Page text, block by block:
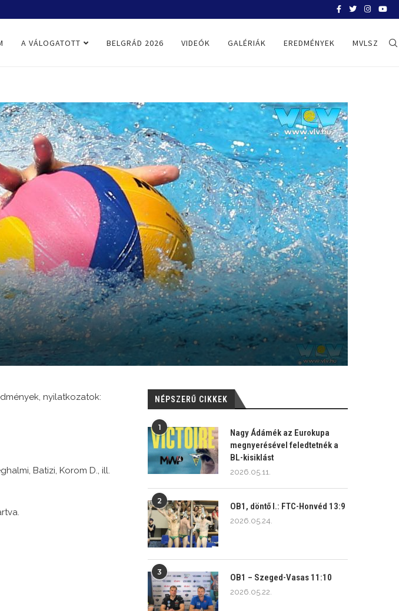
OB1 – SZEGED-VASAS 11:10
A VÁLOGATOTT BELGRÁD 2026 VIDEÓK GALÉRIÁK EREDMÉNYEK MVLSZ
nyilatkozatok:
Batizi, Korom D., ill.
NÉPSZERŰ CIKKEK
1
Nagy Ádámék az Eurokupa
megnyerésével feledtetnék a
BL-kisiklást
2026.05.11.
2
OB1, döntő I.: FTC-Honvéd 13:9
2026.05.24.
3
OB1 – Szeged-Vasas 11:10
2026.05.22.